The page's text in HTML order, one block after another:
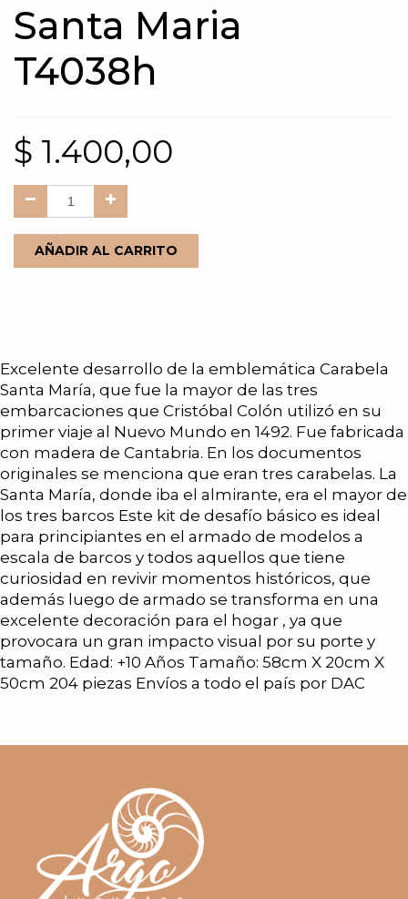
Santa Maria
T4038h
$ 1.400,00
AÑADIR AL CARRITO
Excelente desarrollo de la emblemática Carabela
Santa María, que fue la mayor de las tres
embarcaciones que Cristóbal Colón utilizó en su
primer viaje al Nuevo Mundo en 1492. Fue fabricada
con madera de Cantabria. En los documentos
originales se menciona que eran tres carabelas. La
Santa María, donde iba el almirante, era el mayor de
los tres barcos Este kit de desafío básico es ideal
para principiantes en el armado de modelos a
escala de barcos y todos aquellos que tiene
curiosidad en revivir momentos históricos, que
además luego de armado se transforma en una
excelente decoración para el hogar , ya que
provocara un gran impacto visual por su porte y
tamaño. Edad: +10 Años Tamaño: 58cm X 20cm X
50cm 204 piezas Envíos a todo el país por DAC